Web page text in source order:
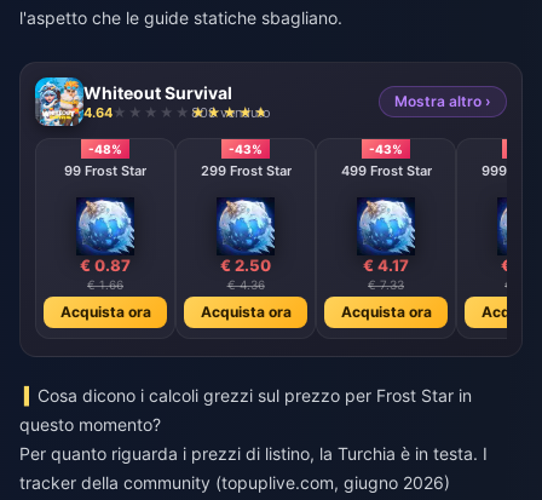
l'aspetto che le guide statiche sbagliano.
Whiteout Survival
4.64 808 venduto
Mostra altro ›
-48%
99 Frost Star
€ 0.87
€ 1.66
Acquista ora
-43%
299 Frost Star
€ 2.50
€ 4.36
Acquista ora
-43%
499 Frost Star
€ 4.17
€ 7.33
Acquista ora
999
€
€
Cosa dicono i calcoli grezzi sul prezzo per Frost Star in
questo momento?
Per quanto riguarda i prezzi di listino, la Turchia è in testa. I
tracker della community (topuplive.com, giugno 2026)